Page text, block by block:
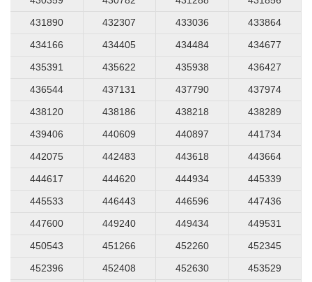
431890
432307 433036
433864
434166
434405 434484
434677
435391
435622 435938
436427
436544
437131 437790
437974
438120
438186 438218
438289
439406
440609 440897
441734
442075
442483 443618
443664
444617
444620 444934
445339
445533
446443 446596
447436
447600
449240 449434
449531
450543
451266 452260
452345
452396
452408 452630
453529